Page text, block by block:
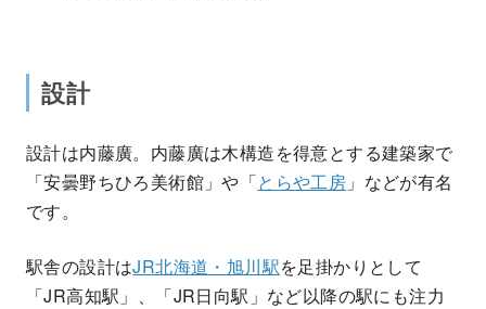
設計
設計は内藤廣。内藤廣は木構造を得意とする建築家で
「安曇野ちひろ美術館」や「とらや工房 」などが有名
です。
駅舎の設計はJR北海道・旭川駅を足掛かりとして
「JR高知駅」、「JR日向駅」など以降の駅にも注力